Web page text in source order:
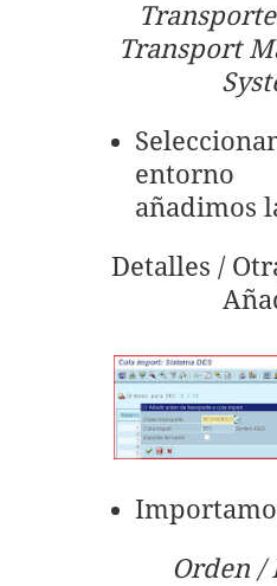
Transport
añadimos
Detalles /
Orden /